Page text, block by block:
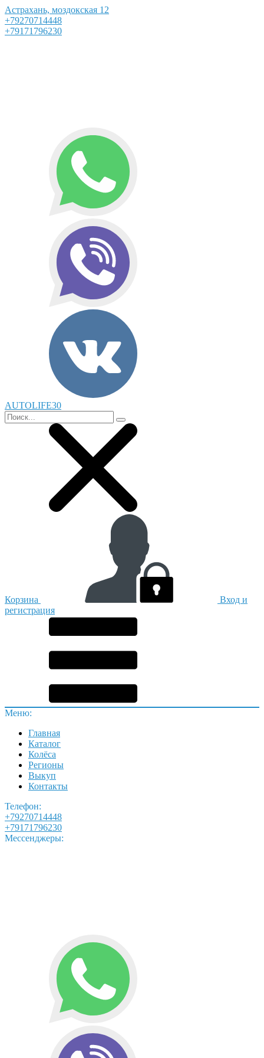
Астрахань, моздокская 12
+79270714448
+79171796230
AUTOLIFE30
Корзина
Вход и
регистрация
Меню:
Главная
Каталог
Колёса
Регионы
Выкуп
Контакты
Телефон:
+79270714448
+79171796230
Мессенджеры: